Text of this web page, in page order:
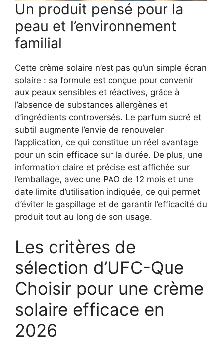
Un produit pensé pour la
peau et l’environnement
familial
Cette crème solaire n’est pas qu’un simple écran
solaire : sa formule est conçue pour convenir
aux peaux sensibles et réactives, grâce à
l’absence de substances allergènes et
d’ingrédients controversés. Le parfum sucré et
subtil augmente l’envie de renouveler
l’application, ce qui constitue un réel avantage
pour un soin efficace sur la durée. De plus, une
information claire et précise est affichée sur
l’emballage, avec une PAO de 12 mois et une
date limite d’utilisation indiquée, ce qui permet
d’éviter le gaspillage et de garantir l’efficacité du
produit tout au long de son usage.
Les critères de
sélection d’UFC-Que
Choisir pour une crème
solaire efficace en
2026